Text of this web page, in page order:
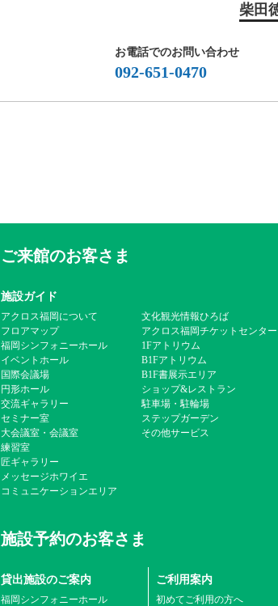
柴田
お電話でのお問い合わせ
092-651-0470
ご来館のお客さま
施設ガイド
アクロス福岡について
フロアマップ
福岡シンフォニーホール
イベントホール
国際会議場
円形ホール
交流ギャラリー
セミナー室
大会議室・会議室
練習室
匠ギャラリー
メッセージホワイエ
コミュニケーションエリア
文化観光情報ひろば
アクロス福岡チケットセンター
1Fアトリウム
B1Fアトリウム
B1F書展示エリア
ショップ&レストラン
駐車場・駐輪場
ステップガーデン
その他サービス
施設予約のお客さま
貸出施設のご案内
福岡シンフォニーホール
ご利用案内
初めてご利用の方へ